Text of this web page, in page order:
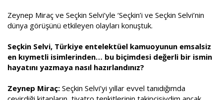
Zeynep Miraç ve Seçkin Selvi’yle ‘Seçkin’i ve Seçkin Selvi’nin
dünya görüşünü etkileyen olayları konuştuk.
Seçkin Selvi, Türkiye entelektüel kamuoyunun emsalsiz
en kıymetli isimlerinden… bu biçimdesi değerli bir ismin
hayatını yazmaya nasıl hazırlandınız?
Zeynep Miraç: Seçkin Selvi’yi yıllar evvel tanıdığımda